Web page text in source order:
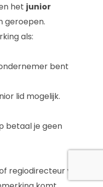
het junior
geroepen.
als:
bent
lid mogelijk.
betaal je geen
regiodirecteur van